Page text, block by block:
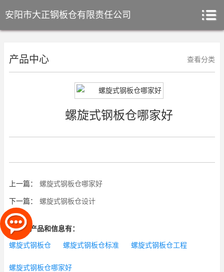
安阳市大正钢板仓有限责任公司
产品中心 查看分类
螺旋式钢板仓哪家好
上一篇： 螺旋式钢板仓哪家好
下一篇： 螺旋式钢板仓设计
相关的产品和信息有：
螺旋式钢板仓 螺旋式钢板仓标准 螺旋式钢板仓工程
螺旋式钢板仓哪家好